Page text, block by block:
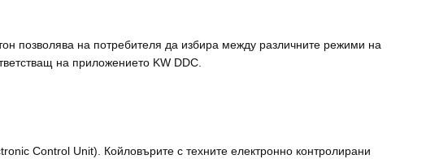
позволява на потребителя да избира между различните режими на
на приложението KW DDC.
Control Unit). Койловърите с техните електронно контролирани